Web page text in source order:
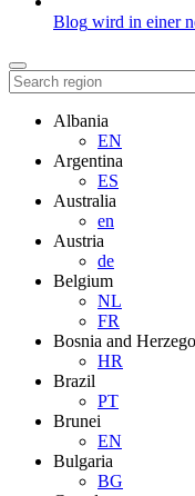
Blog wird in einer
Albania
EN
Argentina
ES
Australia
en
Austria
de
Belgium
NL
FR
Bosnia and
HR
Brazil
PT
Brunei
EN
Bulgaria
BG